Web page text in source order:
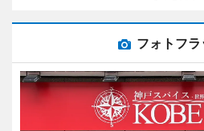
フォトフラ